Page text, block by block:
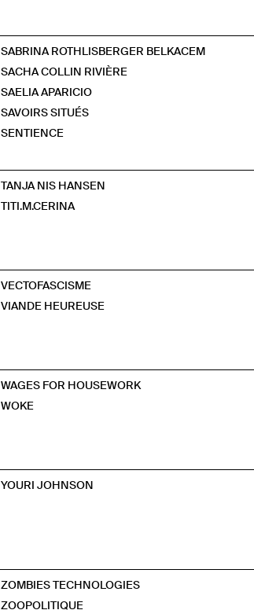
SABRINA ROTHLISBERGER BELKACEM
SACHA COLLIN RIVIÈRE
SAELIA APARICIO
SAVOIRS SITUÉS
SENTIENCE
TANJA NIS HANSEN
TITI.M.CERINA
VECTOFASCISME
VIANDE HEUREUSE
WAGES FOR HOUSEWORK
WOKE
YOURI JOHNSON
ZOMBIES TECHNOLOGIES
ZOOPOLITIQUE